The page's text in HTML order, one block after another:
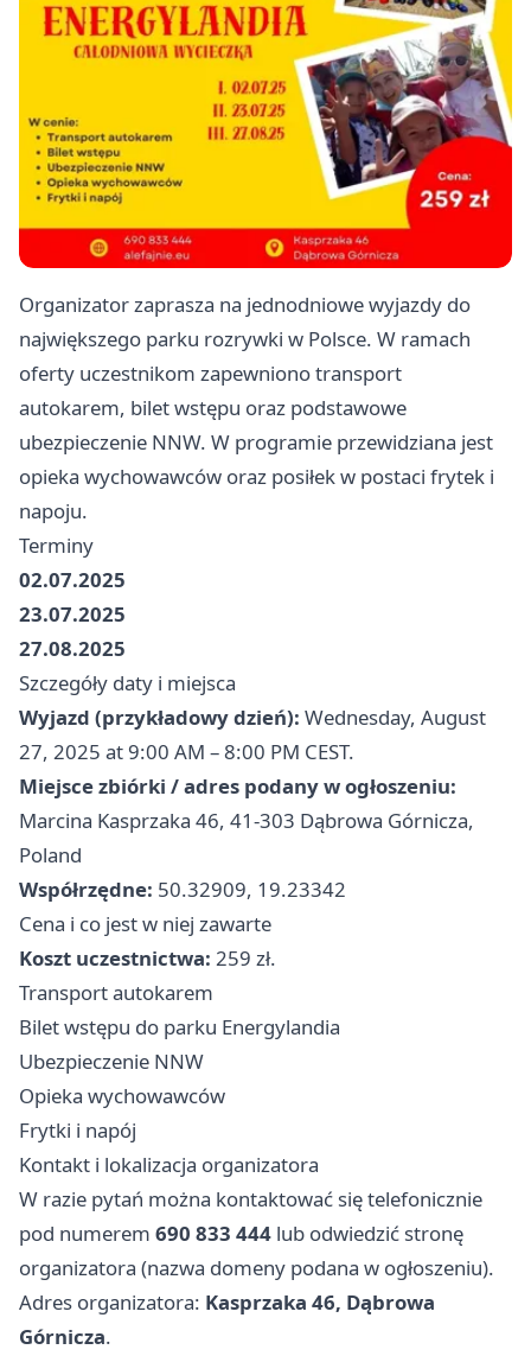
Organizator zaprasza na jednodniowe wyjazdy do
największego parku rozrywki w Polsce. W ramach
oferty uczestnikom zapewniono transport
autokarem, bilet wstępu oraz podstawowe
ubezpieczenie NNW. W programie przewidziana jest
opieka wychowawców oraz posiłek w postaci frytek i
napoju.
Terminy
02.07.2025
23.07.2025
27.08.2025
Szczegóły daty i miejsca
Wyjazd (przykładowy dzień): Wednesday, August
27, 2025 at 9:00 AM – 8:00 PM CEST.
Miejsce zbiórki / adres podany w ogłoszeniu:
Marcina Kasprzaka 46, 41-303 Dąbrowa Górnicza,
Poland
Współrzędne: 50.32909, 19.23342
Cena i co jest w niej zawarte
Koszt uczestnictwa: 259 zł.
Transport autokarem
Bilet wstępu do parku Energylandia
Ubezpieczenie NNW
Opieka wychowawców
Frytki i napój
Kontakt i lokalizacja organizatora
W razie pytań można kontaktować się telefonicznie
pod numerem 690 833 444 lub odwiedzić stronę
organizatora (nazwa domeny podana w ogłoszeniu).
Adres organizatora: Kasprzaka 46, Dąbrowa
Górnicza.